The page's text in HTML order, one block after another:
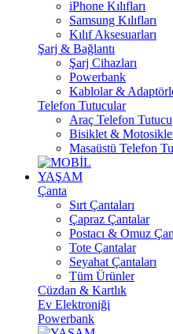
iPhone Kılıfları
Samsung Kılıfları
Kılıf Aksesuarları
Şarj & Bağlantı
Şarj Cihazları
Powerbank
Kablolar &
Telefon Tutucular
Araç Telefon Tutucu
Bisiklet &
Masaüstü Telefon
YAŞAM
Çanta
Sırt Çantaları
Çapraz Çantalar
Postacı & Omuz
Tote Çantalar
Seyahat Çantaları
Tüm Ürünler
Cüzdan & Kartlık
Ev Elektroniği
Powerbank